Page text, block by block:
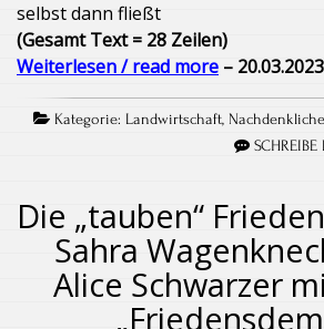
selbst dann fließt
(Gesamt Text = 28 Zeilen)
Weiterlesen / read more – 20.03.2023
Kategorie: Landwirtschaft,
Die „tauben“
Sahra
Alice Schwarzer